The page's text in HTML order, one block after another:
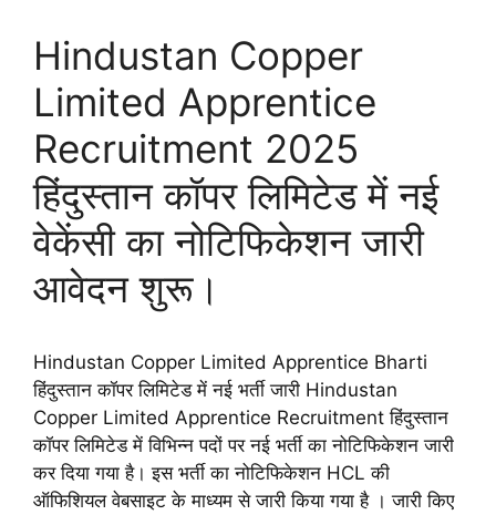
Hindustan Copper
Limited Apprentice
Recruitment 2025
हिंदुस्तान कॉपर लिमिटेड में नई
वेकेंसी का नोटिफिकेशन जारी
आवेदन शुरू।
Hindustan Copper Limited Apprentice Bharti
हिंदुस्तान कॉपर लिमिटेड में नई भर्ती जारी Hindustan
Copper Limited Apprentice Recruitment हिंदुस्तान
कॉपर लिमिटेड में विभिन्न पदों पर नई भर्ती का नोटिफिकेशन जारी
कर दिया गया है। इस भर्ती का नोटिफिकेशन HCL की
ऑफिशियल वेबसाइट के माध्यम से जारी किया गया है । जारी किए